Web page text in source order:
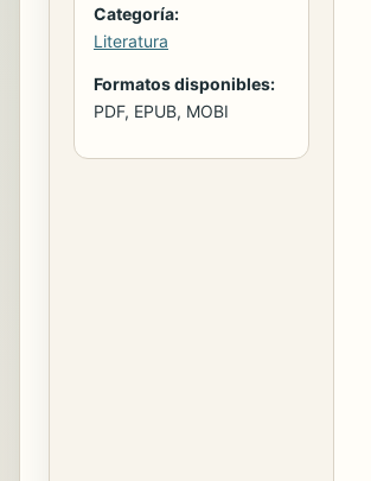
Categoría:
Literatura
Formatos disponibles:
PDF, EPUB, MOBI